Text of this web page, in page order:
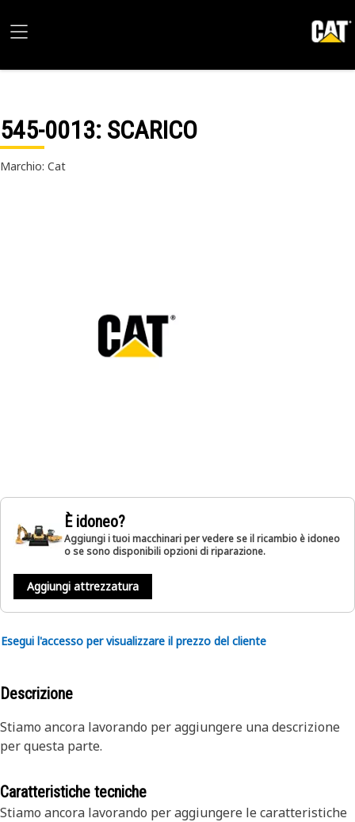
545-0013: SCARICO
Marchio: Cat
È idoneo?
Aggiungi i tuoi macchinari per vedere se il ricambio è idoneo
o se sono disponibili opzioni di riparazione.
Aggiungi attrezzatura
Esegui l'accesso per visualizzare il prezzo del cliente
Descrizione
Stiamo ancora lavorando per aggiungere una descrizione
per questa parte.
Caratteristiche tecniche
Stiamo ancora lavorando per aggiungere le caratteristiche